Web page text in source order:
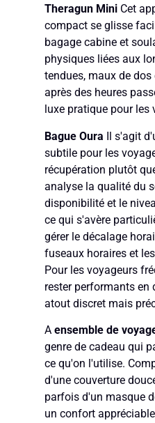
Theragun Mini Cet
compact se glisse
bagage cabine et
physiques liées aux
tendues, maux de
après des heures
luxe pratique pour
Bague Oura Il s'agit
subtile pour les
récupération plutôt
analyse la qualité du
disponibilité et le
ce qui s'avère
gérer le décalage
fuseaux horaires et
Pour les voyageurs
rester performants en
atout discret mais
A ensemble de
genre de cadeau qui
ce qu'on l'utilise.
d'une couverture
parfois d'un masque
un confort